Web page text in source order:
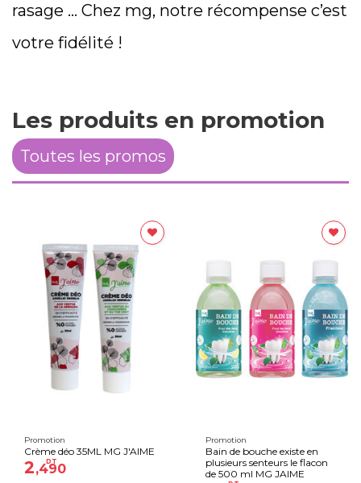
rasage … Chez mg, notre récompense c’est
votre fidélité !
Les produits en promotion
Toutes les promos
Promotion
Crème déo 35ML MG J'AIME
2,490
DT
Promotion
Bain de bouche existe en
plusieurs senteurs le flacon
de 500 ml MG JAIME